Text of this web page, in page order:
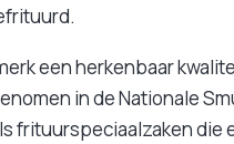
een herkenbaar
in de Nationale
frituurspeciaalzaken die